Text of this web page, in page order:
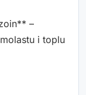
–
i toplu